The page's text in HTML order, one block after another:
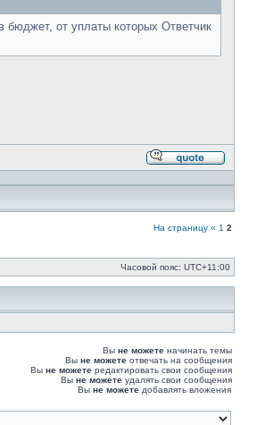
бюджет, от уплаты которых Ответчик
На страницу « 1 2
Часовой пояс: UTC+11:00
Вы не можете начинать темы
Вы не можете отвечать на сообщения
Вы не можете редактировать свои сообщения
Вы не можете удалять свои сообщения
Вы не можете добавлять вложения